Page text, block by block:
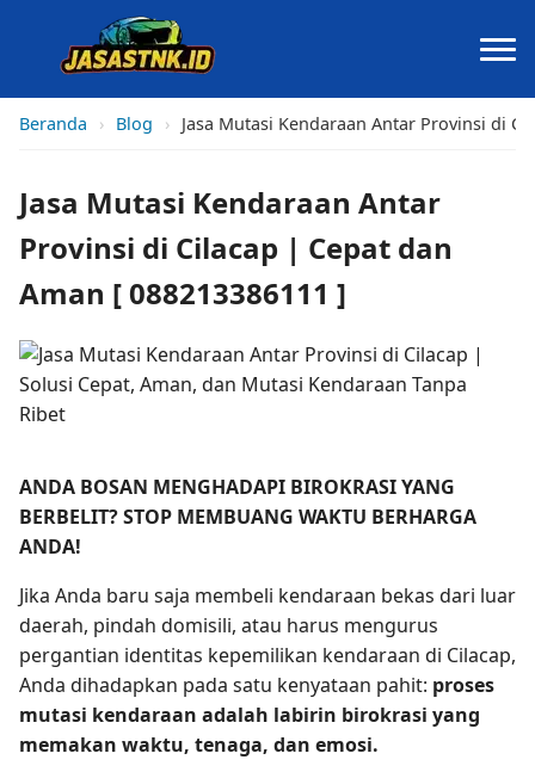
Beranda › Blog › Jasa Mutasi Kendaraan Antar Provinsi di
Jasa Mutasi Kendaraan Antar
Provinsi di Cilacap | Cepat dan
Aman [ 088213386111 ]
ANDA BOSAN MENGHADAPI BIROKRASI YANG
BERBELIT? STOP MEMBUANG WAKTU BERHARGA
ANDA!
Jika Anda baru saja membeli kendaraan bekas dari luar
daerah, pindah domisili, atau harus mengurus
pergantian identitas kepemilikan kendaraan di Cilacap,
Anda dihadapkan pada satu kenyataan pahit: proses
mutasi kendaraan adalah labirin birokrasi yang
memakan waktu, tenaga, dan emosi.